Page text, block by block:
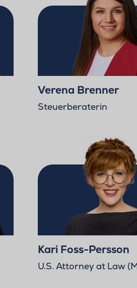
Verena Brenner
Steuerberaterin
Kari Foss-Persson
U.S. Attorney at Law